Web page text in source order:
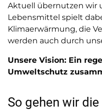
Aktuell übernutzen wir
Lebensmittel spielt
Klimaerwärmung, die
werden auch durch
Unsere Vision: Ein
Umweltschutz
So gehen wir die